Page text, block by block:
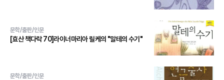
문학/출판/인문
[효산 책다락 70]라이너마리아 릴케의 "말테의 수기"
문학/출판/인문